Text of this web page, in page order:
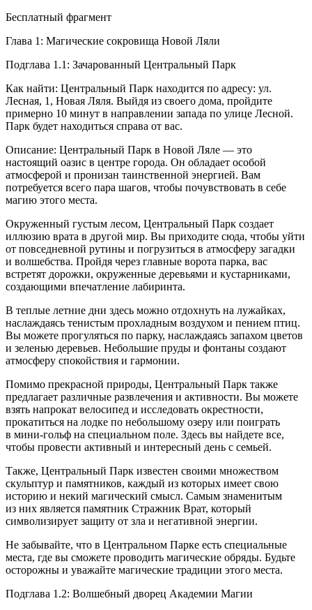
Бесплатный фрагмент
Глава 1: Магические сокровища Новой Ляли
Подглава 1.1: Зачарованный Центральный Парк
Как найти: Центральный Парк находится по адресу: ул.
Лесная, 1, Новая Ляля. Выйдя из своего дома, пройдите
примерно 10 минут в направлении запада по улице Лесной.
Парк будет находиться справа от вас.
Описание: Центральный Парк в Новой Ляле — это
настоящий оазис в центре города. Он обладает особой
атмосферой и пронизан таинственной энергией. Вам
потребуется всего пара шагов, чтобы почувствовать в себе
магию этого места.
Окруженный густым лесом, Центральный Парк создает
иллюзию врата в другой мир. Вы приходите сюда, чтобы уйти
от повседневной рутины и погрузиться в атмосферу загадки
и волшебства. Пройдя через главные ворота парка, вас
встретят дорожки, окруженные деревьями и кустарниками,
создающими впечатление лабиринта.
В теплые летние дни здесь можно отдохнуть на лужайках,
наслаждаясь тенистым прохладным воздухом и пением птиц.
Вы можете прогуляться по парку, наслаждаясь запахом цветов
и зеленью деревьев. Небольшие пруды и фонтаны создают
атмосферу спокойствия и гармонии.
Помимо прекрасной природы, Центральный Парк также
предлагает различные развлечения и активности. Вы можете
взять напрокат велосипед и исследовать окрестности,
прокатиться на лодке по небольшому озеру или поиграть
в мини-гольф на специальном поле. Здесь вы найдете все,
чтобы провести активный и интересный день с семьей.
Также, Центральный Парк известен своими множеством
скульптур и памятников, каждый из которых имеет свою
историю и некий магический смысл. Самым знаменитым
из них является памятник Стражник Врат, который
символизирует защиту от зла и негативной энергии.
Не забывайте, что в Центральном Парке есть специальные
места, где вы сможете проводить магические обряды. Будьте
осторожны и уважайте магические традиции этого места.
Подглава 1.2: Волшебный дворец Академии Магии